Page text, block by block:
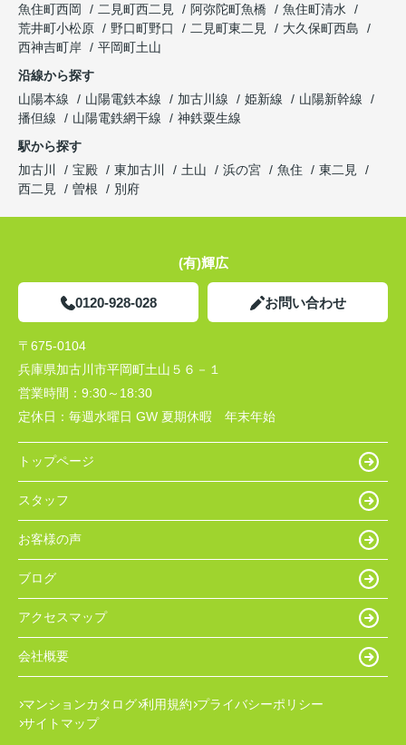
魚住町西岡
二見町西二見 阿弥陀町魚橋
魚住町清水
荒井町小松原
野口町野口 二見町東二見
大久保町西島
西神吉町岸
平岡町土山
沿線から探す
山陽本線
山陽電鉄本線 加古川線 姫新線
山陽新幹線
播但線
山陽電鉄網干線
神鉄粟生線
駅から探す
加古川
宝殿 東加古川 土山 浜の宮 魚住
東二見
西二見
曽根 別府
(有)輝広
0120-928-028 お問い合わせ
〒675-0104
兵庫県加古川市平岡町土山５６－１
営業時間： 9:30～18:30
定休日： 毎週水曜日 GW 夏期休暇 年末年始
トップページ
スタッフ
お客様の声
ブログ
アクセスマップ
会社概要
マンションカタログ 利用規約 プライバシーポリシー
サイトマップ